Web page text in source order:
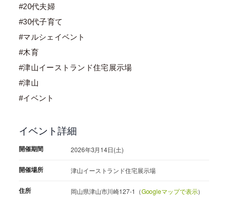
#20代夫婦
#30代子育て
#マルシェイベント
#木育
#津山イーストランド住宅展示場
#津山
#イベント
イベント詳細
開催期間 2026年3月14日(土)
開催場所 津山イーストランド住宅展示場
住所 岡山県津山市川崎127-1（Googleマップで表示）